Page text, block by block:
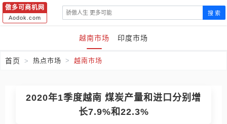
傲多可商机网
Aodok.com
搜 索
越南市场 印度市场
首页 热点市场 越南市场
2020年1季度越南 煤炭产量和进口分别增
长7.9%和22.3%